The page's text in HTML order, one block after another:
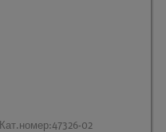
Кат.номер:47326-02